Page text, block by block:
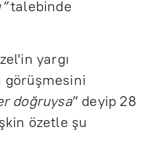
talebinde
yargı
görüşmesini
doğruysa” deyip 28
özetle şu